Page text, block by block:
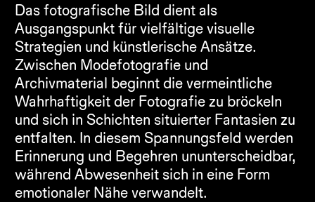
Das fotografische Bild dient als
Ausgangspunkt für vielfältige visuelle
Strategien und künstlerische Ansätze.
Zwischen Modefotografie und
Archivmaterial beginnt die vermeintliche
Wahrhaftigkeit der Fotografie zu bröckeln
und sich in Schichten situierter Fantasien zu
entfalten. In diesem Spannungsfeld werden
Erinnerung und Begehren ununterscheidbar,
während Abwesenheit sich in eine Form
emotionaler Nähe verwandelt.